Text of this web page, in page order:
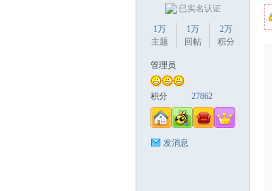
已实名认证
1万
主题
1万
回帖
2万
积分
管理员
积分 27862
发消息